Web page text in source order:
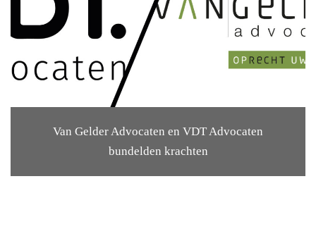
Van Gelder Advocaten en VDT Advocaten
bundelden krachten